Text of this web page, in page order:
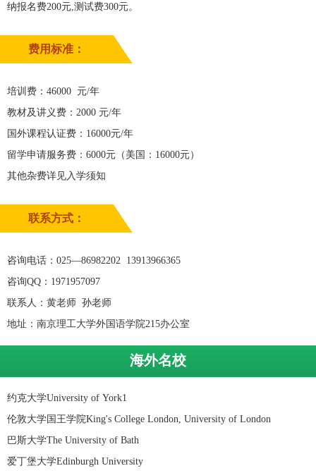
纳报名费200元,测试费300元。
费用标准：
培训费：46000 元/年
教材及讲义费：2000 元/年
国外课程认证费：16000元/年
留学申请服务费：6000元（美国：16000元）
其他杂费详见入学须知
联系方式：
咨询电话：025—86982202 13913966365
咨询QQ：1971957097
联系人：黄老师 孙老师
地址：南京理工大学外国语学院215办公室
海外名校
约克大学University of York1
伦敦大学国王学院King's College London, University of London
巴斯大学The University of Bath
爱丁堡大学Edinburgh University